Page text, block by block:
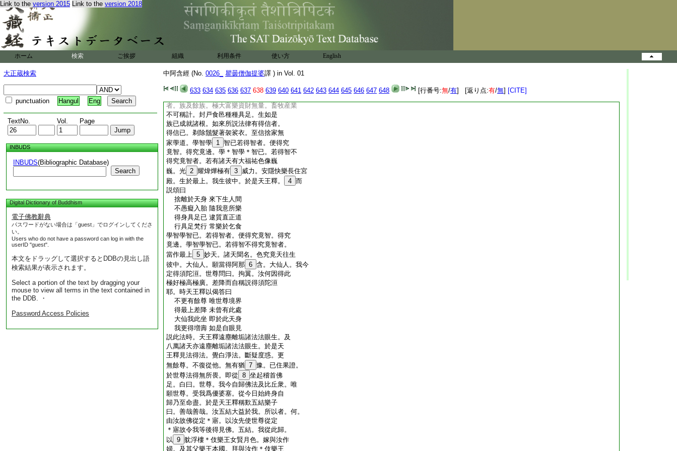
Link to the version 2015 Link to the version 2018
ホーム 検索 ご挨拶 組織 利用条件 使い方 English
大正蔵検索
punctuation Hangul Eng
TextNo. Vol. Page
INBUDS
INBUDS(Bibliographic Database)
Search
Digital Dictionary of Buddhism
電子佛教辭典
パスワードがない場合は「guest」でログインしてくださ
い。
Users who do not have a password can log in with the
userID "guest".
本文をドラッグして選択するとDDBの見出し語
検索結果が表示されます。
Select a portion of the text by dragging your
mouse to view all terms in the text contained in
the DDB. ・
Password Access Policies
中阿含經 (No. 0026_ 瞿曇僧伽提婆譯 ) in Vol. 01
633 634 635 636 637 638 639 640 641 642 643 644 645 646 647 648 [行番号:無/有] [返り点:有/無] [CITE]
食。大仙人。天及阿修羅共鬪戰時。天便得勝
破阿＊修羅。諸天食及阿＊修羅食。盡令三十
三天食。大仙人。爾時有離有喜。 6
雜刀杖結
怨鬪諍憎嫉不得神通。不得覺道。不得
涅槃。大仙人。今日得離得喜。不＊雜刀杖
結怨鬪諍憎嫉。得通得覺亦得涅槃。世尊
問曰。拘翼。汝何因得離得
喜。謂於我得
法喜耶。時天王釋答曰。大仙人。我作是念。
我於此命終生於人間。彼若有族極大富樂
資財無量。畜牧産業不可稱計。封戸食邑種
者。族及餘族。極大富樂資財無量。畜牧産業
不可稱計。封戸食邑種種具足。生如是
族已成就諸根。如來所説法律有得信者。
得信已。剃除鬚髮著袈裟衣。至信捨家無
家學道。學智學 1 智已若得智者。便得究
竟智。得究竟邊。學＊智學＊智已。若得智不
得究竟智者。若有諸天有大福祐色像巍
巍。光 2 耀煒燁極有 3 威力。安隱快樂長住宮
殿。生於最上。我生彼中。於是天王釋。
4 而
説頌曰
捨離於天身 來下生人間
不愚癡入胎 隨我意所樂
得身具足已 逮質直正道
行具足梵行 常樂於乞食
學智學智已。若得智者。便得究竟智。得究
竟邊。學智學智已。若得智不得究竟智者。
當作最上 5 妙天。諸天聞名。色究竟天往生
彼中。大仙人。願當得阿那 6 含。大仙人。我今
定得須陀洹。世尊問曰。拘翼。汝何因得此
極好極高極廣。差降而自稱説得須陀洹
耶。時天王釋以偈答曰
不更有餘尊 唯世尊境界
得最上差降 未曾有此處
大仙我此坐 即於此天身
我更得増壽 如是自眼見
説此法時。天王釋遠塵離垢諸法法眼生。及
八萬諸天亦遠塵離垢諸法法眼生。於是天
王釋見法得法。覺白淨法。斷疑度惑。更
無餘尊。不復從他。無有猶 7 豫。已住果證。
於世尊法得無所畏。即從 8 坐起稽首佛
足。白曰。世尊。我今自歸佛法及比丘衆。唯
願世尊。受我爲優婆塞。從今日始終身自
歸乃至命盡。於是天王釋稱歎五結樂子
曰。善哉善哉。汝五結大益於我。所以者。何。
由汝故佛從定＊寤。以汝先使世尊從定
＊寤故令我等後得見佛。五結。我從此歸。
以 9 躭浮樓＊伎樂王女賢月色。嫁與汝作
婦。及其父樂王本國。拜與汝作＊伎樂王